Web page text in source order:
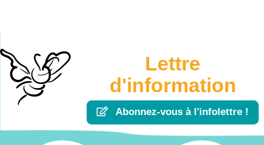
Lettre
d'information
Abonnez-vous à l'infolettre !